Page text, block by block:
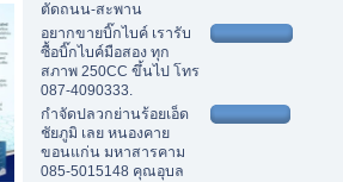
ตัดถนน-สะพาน
อยากขายบิ๊กไบค์ เรารับ
ซื้อบิ๊กไบค์มือสอง ทุก
สภาพ 250CC ขึ้นไป โทร
087-4090333.
กำจัดปลวกย่านร้อยเอ็ด
ชัยภูมิ เลย หนองคาย
ขอนแก่น มหาสารคาม
085-5015148 คุณอุบล